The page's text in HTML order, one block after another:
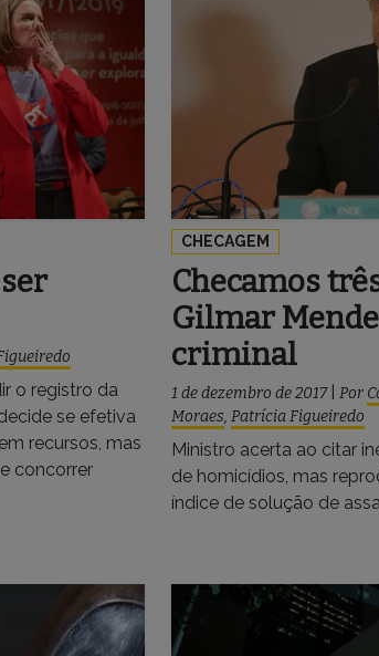
o registro da
se efetiva
recursos, mas
concorrer
CHECAGEM
Checamos
Gilmar
criminal
1 de dezembro de 2017 Por
Moraes, Patrícia Figueiredo
Ministro acerta ao citar
de homicídios, mas
índice de solução de